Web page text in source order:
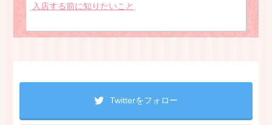
入店する前に知りたいこと
Twitterをフォロー